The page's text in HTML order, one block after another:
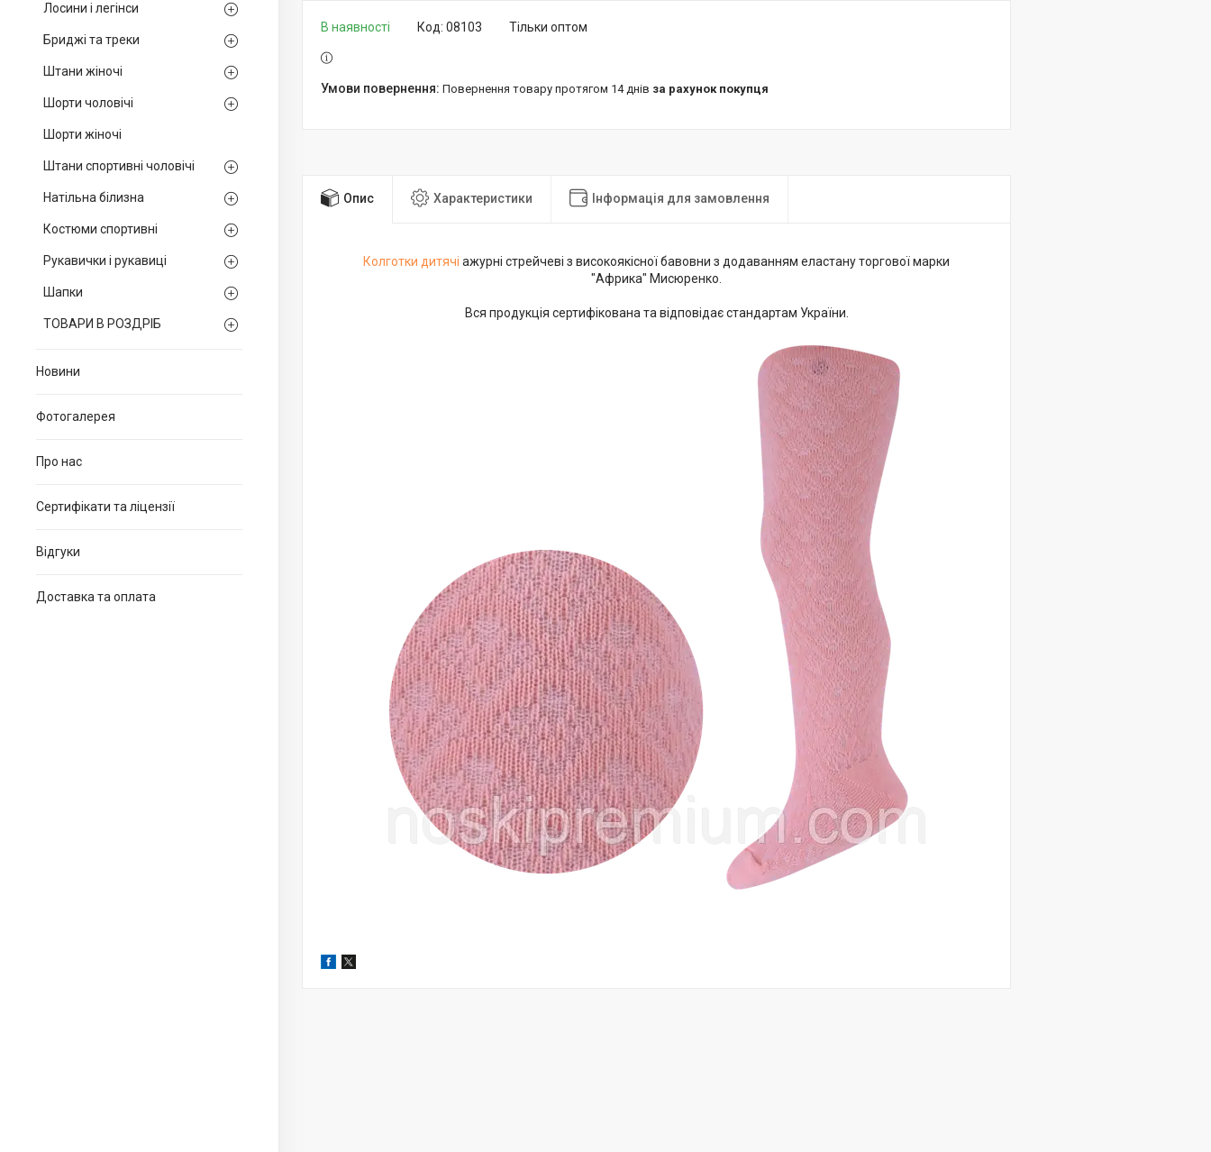
Лосини і легінси
Бриджі та треки
Штани жіночі
Шорти чоловічі
Шорти жіночі
Штани спортивні чоловічі
Натільна білизна
Костюми спортивні
Рукавички і рукавиці
Шапки
ТОВАРИ В РОЗДРІБ
Новини
Фотогалерея
Про нас
Сертифікати та ліцензії
Відгуки
Доставка та оплата
В наявності Тільки оптом
Код: 08103
повернення товару протягом 14 днів за рахунок покупця
Опис Характеристики Інформація для замовлення
Колготки дитячі ажурні стрейчеві з високоякісної бавовни з додаванням еластану торгової марки
"Африка" Мисюренко.
Вся продукція сертифікована та відповідає стандартам України.